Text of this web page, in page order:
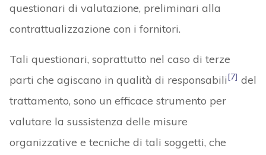
questionari di valutazione, preliminari alla
contrattualizzazione con i fornitori.
Tali questionari, soprattutto nel caso di terze
parti che agiscano in qualità di responsabili[7] del
trattamento, sono un efficace strumento per
valutare la sussistenza delle misure
organizzative e tecniche di tali soggetti, che